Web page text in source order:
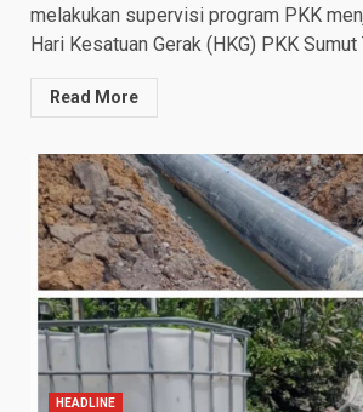
melakukan supervisi program PKK
Hari Kesatuan Gerak (HKG) PKK Sumut
Read More
HEADLINE